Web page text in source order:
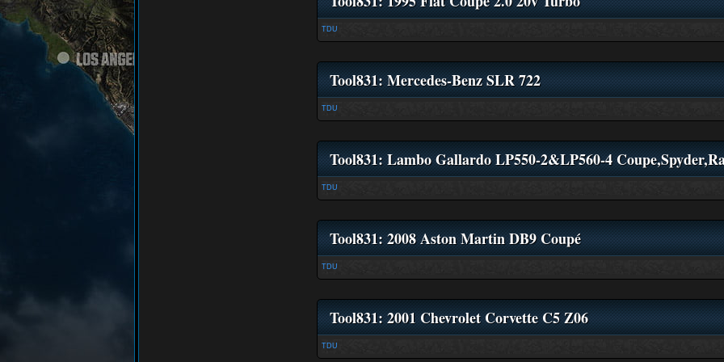
TDU
Tool831: Mercedes-Benz SLR 722
TDU
Tool831: Lambo Gallardo LP550-2&LP560-4
TDU
Tool831: 2008 Aston Martin DB9 Coupé
TDU
Tool831: 2001 Chevrolet Corvette C5 Z06
TDU